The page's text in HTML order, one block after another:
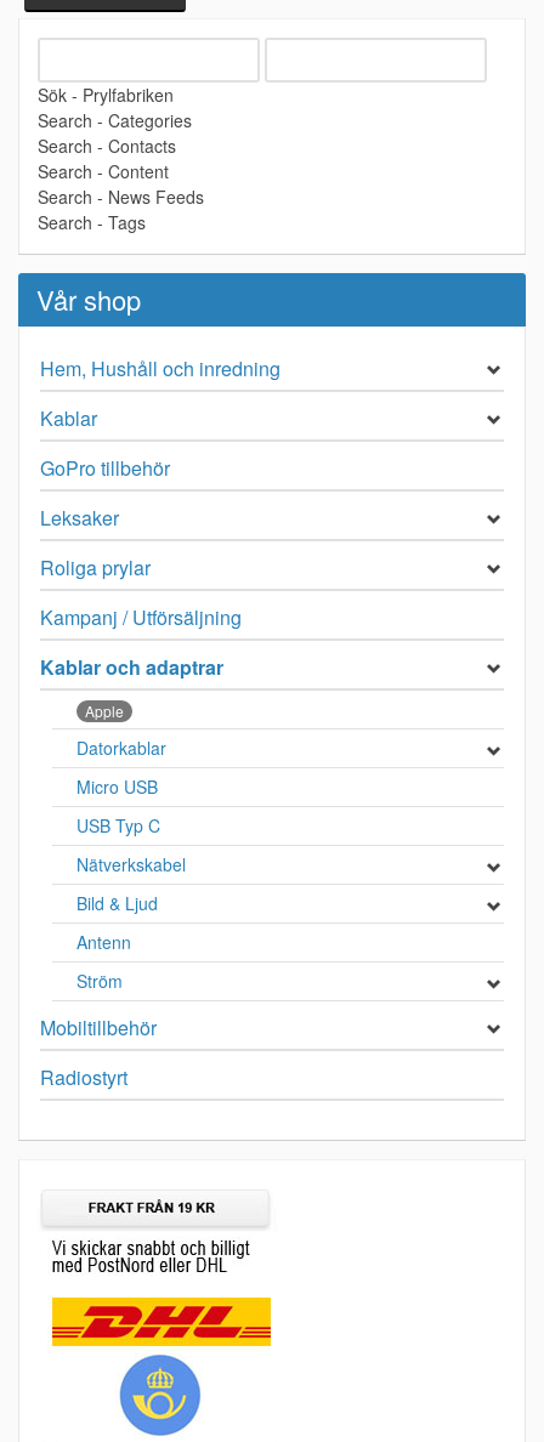
Sök - Prylfabriken
Search - Categories
Search - Contacts
Search - Content
Search - News Feeds
Search - Tags
Vår shop
Hem, Hushåll och inredning
Kablar
GoPro tillbehör
Leksaker
Roliga prylar
Kampanj / Utförsäljning
Kablar och adaptrar
Apple
Datorkablar
Micro USB
USB Typ C
Nätverkskabel
Bild & Ljud
Antenn
Ström
Mobiltillbehör
Radiostyrt